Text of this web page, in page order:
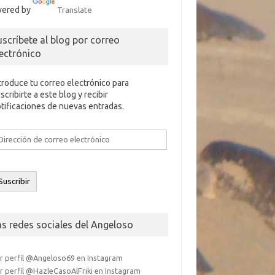
by Translate
al blog por correo
tu correo electrónico para
a este blog y recibir
de nuevas entradas.
redes sociales del Angeloso
perfil @Angeloso69 en Instagram
perfil @HazleCasoAlFriki en Instagram